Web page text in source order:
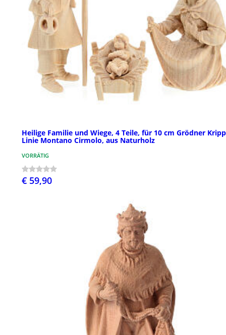
Heilige Familie und Wiege, 4 Teile, für 10 cm Grödner
Linie Montano Cirmolo, aus Naturholz
VORRÄTIG
€ 59,90